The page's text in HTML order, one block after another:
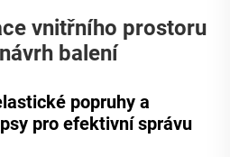
vnitřního prostoru
balení
popruhy a
pro efektivní správu